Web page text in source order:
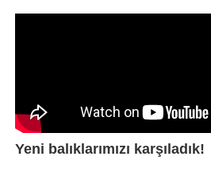
Yeni balıklarımızı karşıladık!